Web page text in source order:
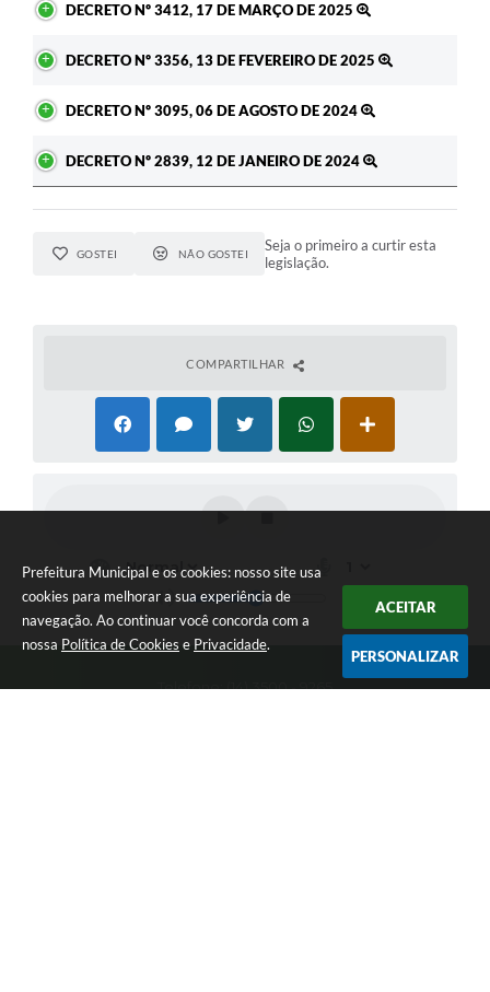
Prefeitura Municipal e os cookies: nosso site usa
cookies para melhorar a sua experiência de
navegação. Ao continuar você concorda com a
nossa Política de Cookies e Privacidade.
ACEITAR
PERSONALIZAR
DECRETO Nº 3412, 17 DE MARÇO DE 2025
DECRETO Nº 3356, 13 DE FEVEREIRO DE 2025
DECRETO Nº 3095, 06 DE AGOSTO DE 2024
DECRETO Nº 2839, 12 DE JANEIRO DE 2024
GOSTEI NÃO GOSTEI
Seja o primeiro a curtir esta
legislação.
COMPARTILHAR
Telefone: (14) 3500 - 9265